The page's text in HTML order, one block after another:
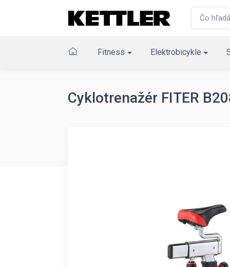
Fitness Elektrobicykle
Cyklotrenažér FITER